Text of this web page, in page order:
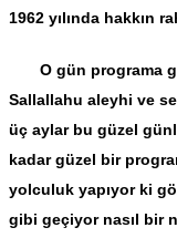
1962 yılında hakkın
O gün programa
Sallallahu aleyhi ve
üç aylar bu güzel
kadar güzel bir
yolculuk yapıyor ki
gibi geçiyor nasıl bir